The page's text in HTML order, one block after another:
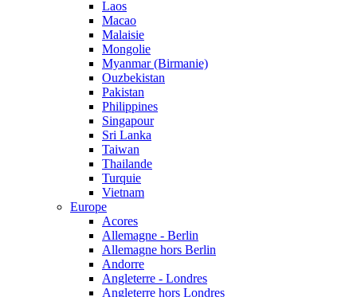
Laos
Macao
Malaisie
Mongolie
Myanmar (Birmanie)
Ouzbekistan
Pakistan
Philippines
Singapour
Sri Lanka
Taiwan
Thailande
Turquie
Vietnam
Europe
Acores
Allemagne - Berlin
Allemagne hors Berlin
Andorre
Angleterre - Londres
Angleterre hors Londres